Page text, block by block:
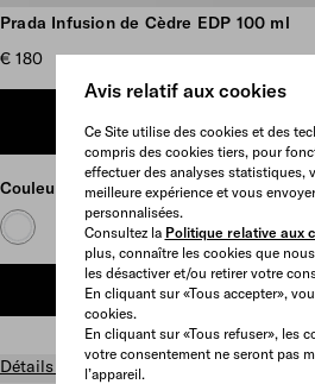
Avis relatif aux cookies
Ce Site utilise des cookies et des
compris des cookies tiers, pour
effectuer des analyses statistiques,
meilleure expérience et vous
personnalisées.
Consultez la Politique relative aux
plus, connaître les cookies que
les désactiver et/ou retirer votre
En cliquant sur «Tous accepter»,
cookies.
En cliquant sur «Tous refuser», les
votre consentement ne seront pas
l’appareil.
Plus d’images
Prada Infusion de Cèdre EDP 100 ml
€ 180
AJOUTER AU
Couleur Neutre
AJOUTER AU
Détails du produit